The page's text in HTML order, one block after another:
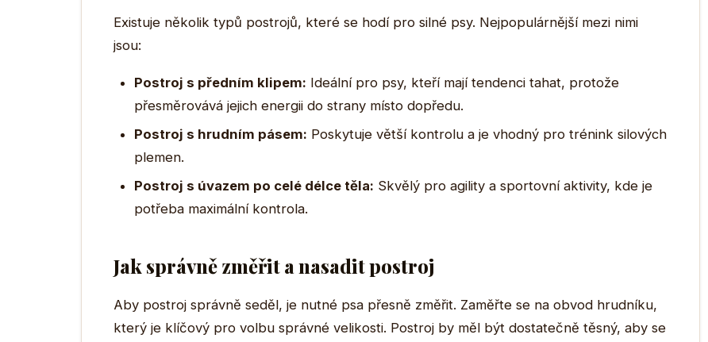
Existuje několik typů postrojů, které se hodí pro silné psy. Nejpopulárnější mezi nimi
jsou:
Postroj s předním klipem: Ideální pro psy, kteří mají tendenci tahat, protože
přesměrovává jejich energii do strany místo dopředu.
Postroj s hrudním pásem: Poskytuje větší kontrolu a je vhodný pro trénink silových
plemen.
Postroj s úvazem po celé délce těla: Skvělý pro agility a sportovní aktivity, kde je
potřeba maximální kontrola.
Jak správně změřit a nasadit postroj
Aby postroj správně seděl, je nutné psa přesně změřit. Zaměřte se na obvod hrudníku,
který je klíčový pro volbu správné velikosti. Postroj by měl být dostatečně těsný, aby se